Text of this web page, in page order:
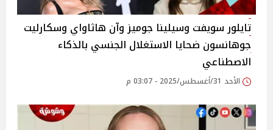
تايلور سويفت وسيلينا جوميز وآن هاثاواي وسكارليت
جوهانسون ضحايا الاستغلال الجنسي بالذكاء
الاصطناعي
الأحد 31/أغسطس/2025 - 03:07 م